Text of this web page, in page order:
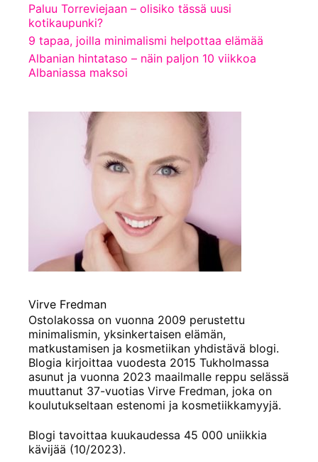
Paluu Torreviejaan – olisiko tässä uusi
kotikaupunki?
9 tapaa, joilla minimalismi helpottaa elämää
Albanian hintataso – näin paljon 10 viikkoa
Albaniassa maksoi
Virve Fredman
Ostolakossa on vuonna 2009 perustettu
minimalismin, yksinkertaisen elämän,
matkustamisen ja kosmetiikan yhdistävä blogi.
Blogia kirjoittaa vuodesta 2015 Tukholmassa
asunut ja vuonna 2023 maailmalle reppu selässä
muuttanut 37-vuotias Virve Fredman, joka on
koulutukseltaan estenomi ja kosmetiikkamyyjä.
Blogi tavoittaa kuukaudessa 45 000 uniikkia
kävijää (10/2023).